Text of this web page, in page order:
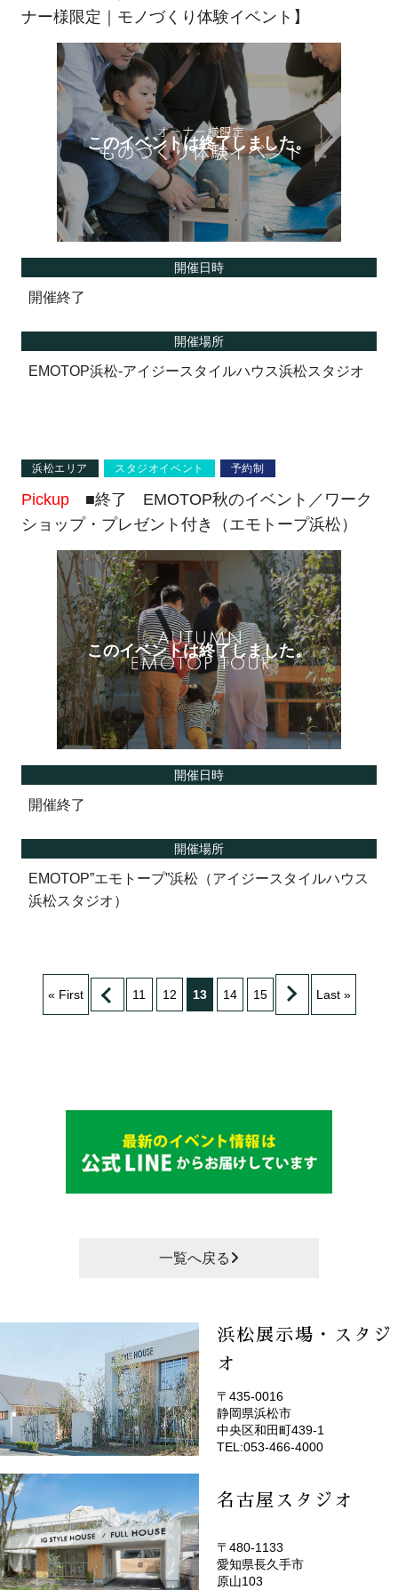
ナー様限定｜モノづくり体験イベント】
開催日時
開催終了
開催場所
EMOTOP浜松-アイジースタイルハウス浜松スタジオ
浜松エリア スタジオイベント 予約制
Pickup
■終了 EMOTOP秋のイベント／ワーク
ショップ・プレゼント付き（エモトープ浜松）
開催日時
開催終了
開催場所
EMOTOP”エモトープ”浜松（アイジースタイルハウス
浜松スタジオ）
« First 11 12 13 14 15 Last »
一覧へ戻る
浜松展示場・スタジ
オ
(EMOTOP浜松)
〒435-0016
静岡県浜松市
中央区和田町439-1
TEL:053-466-4000
名古屋スタジオ
(EMOTOP名古屋)
〒480-1133
愛知県長久手市
原山103